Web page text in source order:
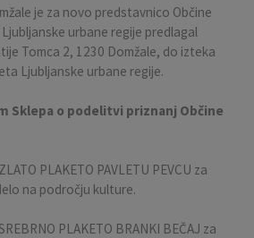
je za novo predstavnico Občine
urbane regije predlagal
Tomca 2, 1230 Domžale, do izteka
Ljubljanske urbane regije.
Sklepa o podelitvi priznanj Občine
PLAKETO PAVLETU PEVCU za
na področju kulture.
PLAKETO BRANKI BEČAJ za